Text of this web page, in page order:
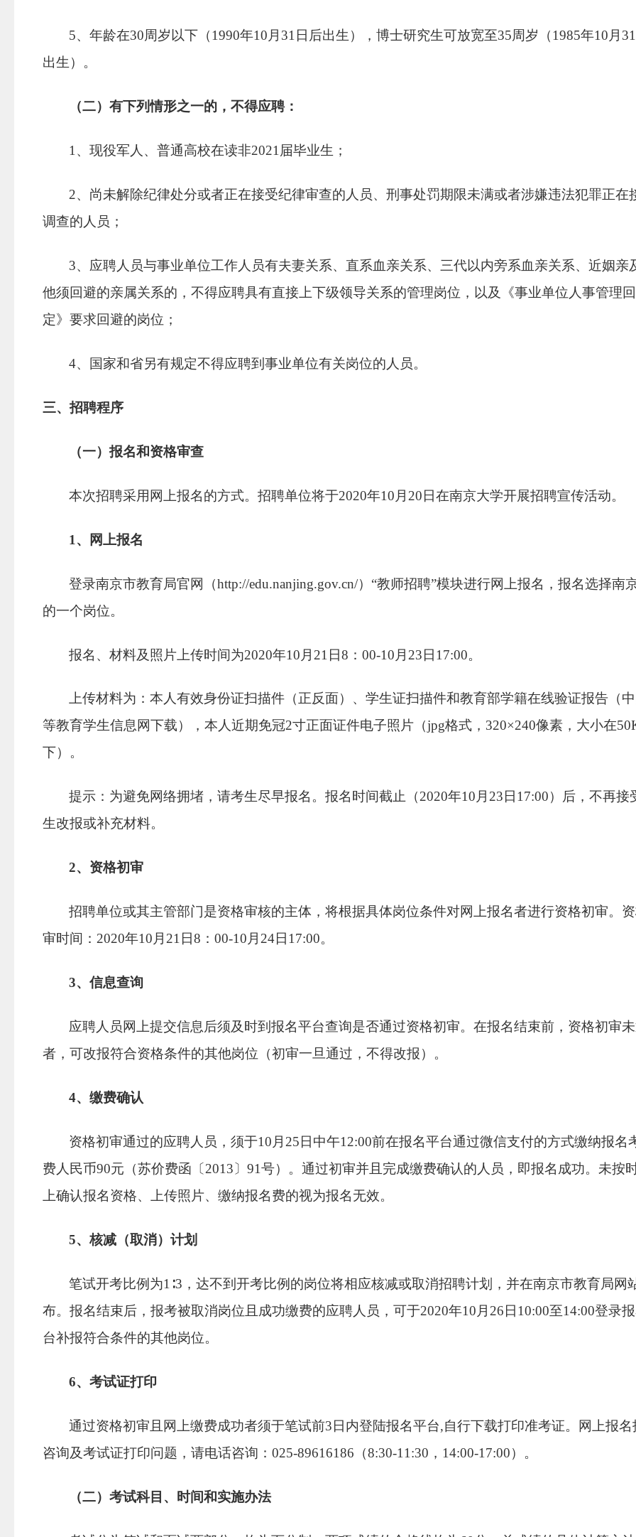
5、年龄在30周岁以下（1990年10月 31 日后出生），博士研究生可放宽至35周岁（1985年10月 31
出生）。
（二）有下列情形之一的，不得应聘：
1 、现役军人、普通高校在读非2021 届毕业生；
2、尚未解除纪律处分或者正在接受纪律审查的人员、刑事处罚期限未满或者涉嫌违法犯罪正在
调查的人员；
3、应聘人员与事业单位工作人员有夫妻关系、直系血亲关系、三代以内旁系血亲关系、近姻亲
他须回避的亲属关系的，不得应聘具有直接上下级领导关系的管理岗位，以及《事业单位人事管理
定》要求回避的岗位；
4、国家和省另有规定不得应聘到事业单位有关岗位的人员。
三、招聘程序
（一）报名和资格审查
本次招聘采用网上报名的方式。招聘单位将于2020年10 月 20日在南京大学开展招聘宣传活动。
1 、网上报名
登录南京市教育局官网（http://edu.nanjing.gov.cn/）“教师招聘”模块进行网上报名，报名选择南
的一个岗位。
报名、材料及照片上传时间为2020年10 月 21 日8 ：00-10 月 23日17:00。
上传材料为：本人有效身份证扫描件（正反面）、学生证扫描件和教育部学籍在线验证报告（
等教育学生信息网下载），本人近期免冠2寸正面证件电子照片（jpg格式， 320×240像素，大小在
下）。
提示：为避免网络拥堵，请考生尽早报名。报名时间截止（2020年10月23 日 17:00）后，不再接
生改报或补充材料。
2、资格初审
招聘单位或其主管部门是资格审核的主体，将根据具体岗位条件对网上报名者进行资格初审。
审时间：2020年10月21 日8 ：00-10月24日 17:00。
3、信息查询
应聘人员网上提交信息后须及时到报名平台查询是否通过资格初审。在报名结束前，资格初审
者，可改报符合资格条件的其他岗位（初审一旦通过，不得改报）。
4、缴费确认
资格初审通过的应聘人员，须于10 月 25 日中午12:00前在报名平台通过微信支付的方式缴纳报名
费人民币90元（苏价费函〔 2013 〕91号）。通过初审并且完成缴费确认的人员，即报名成功。未按
上确认报名资格、上传照片、缴纳报名费的视为报名无效。
5、核减（取消）计划
笔试开考比例为1 ∶3 ，达不到开考比例的岗位将相应核减或取消招聘计划，并在南京市教育局网
布。报名结束后，报考被取消岗位且成功缴费的应聘人员，可于2020年10 月 26 日 10:00至14:00登录
台补报符合条件的其他岗位。
6、考试证打印
通过资格初审且网上缴费成功者须于笔试前3日内登陆报名平台,自行下载打印准考证。网上报名
咨询及考试证打印问题，请电话咨询：025-89616186 （8:30-11:30 ， 14:00-17:00）。
（二）考试科目、时间和实施办法